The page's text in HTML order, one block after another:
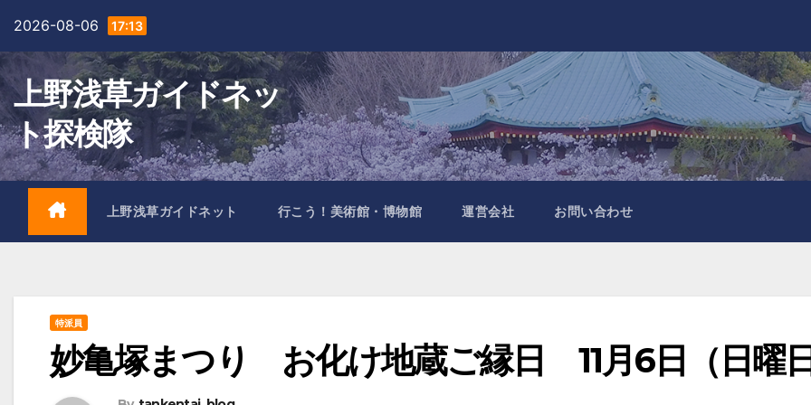
content
2026-08-06 17:13
上野浅草ガイドネッ
ト探検隊
上野浅草ガイドネット 行こう！美術館・博物館 運営会社 お問い合わせ
特派員
妙亀塚まつり お化け地蔵ご縁日 11月6日（日曜